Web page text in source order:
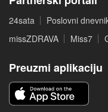
24sata Poslovni
missZDRAVA
Miss7
Preuzmi aplikaciju